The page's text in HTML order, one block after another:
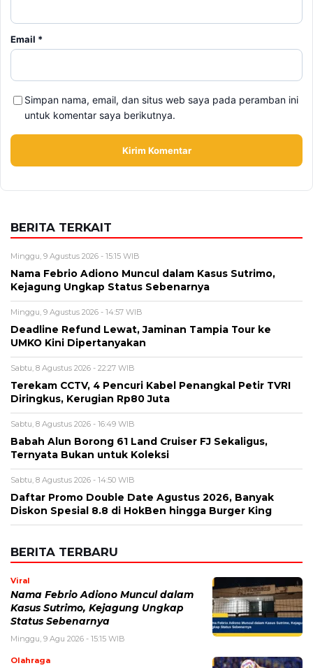
Email *
Simpan nama, email, dan situs web saya pada peramban ini
untuk komentar saya berikutnya.
BERITA TERKAIT
Minggu, 9 Agustus 2026 - 15:15 WIB
Nama Febrio Adiono Muncul dalam Kasus Sutrimo,
Kejagung Ungkap Status Sebenarnya
Minggu, 9 Agustus 2026 - 14:57 WIB
Deadline Refund Lewat, Jaminan Tampia Tour ke
UMKO Kini Dipertanyakan
Sabtu, 8 Agustus 2026 - 22:27 WIB
Terekam CCTV, 4 Pencuri Kabel Penangkal Petir TVRI
Diringkus, Kerugian Rp80 Juta
Sabtu, 8 Agustus 2026 - 16:49 WIB
Babah Alun Borong 61 Land Cruiser FJ Sekaligus,
Ternyata Bukan untuk Koleksi
Sabtu, 8 Agustus 2026 - 14:50 WIB
Daftar Promo Double Date Agustus 2026, Banyak
Diskon Spesial 8.8 di HokBen hingga Burger King ‎
BERITA TERBARU
Viral
Nama Febrio Adiono Muncul dalam
Kasus Sutrimo, Kejagung Ungkap
Status Sebenarnya
Minggu, 9 Agu 2026 - 15:15 WIB
Olahraga